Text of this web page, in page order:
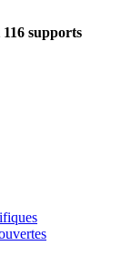
116 supports